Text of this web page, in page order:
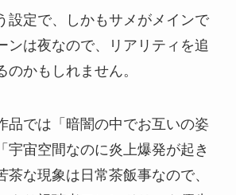
設定で、しかもサメがメインで
ンは夜なので、リアリティを追
かもしれません。
品では「暗闇の中でお互いの姿
宇宙空間なのに炎上爆発が起き
茶な現象は日常茶飯事なので、